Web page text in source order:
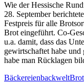
Wie der Hessische
28. September
Festpreis für alle
Brot eingeführt. Co-
u.a. damit, dass das
gewirtschaftet habe
habe man Rücklagen
Bäckereienbackwelt